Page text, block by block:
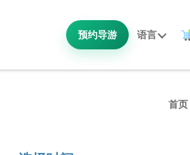
预约导游 语言
首页